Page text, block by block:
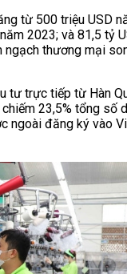
từ 500 triệu USD
2023; và 81,5 tỷ
thương mại
tư trực tiếp từ Hàn
23,5% tổng số
ngoài đăng ký vào